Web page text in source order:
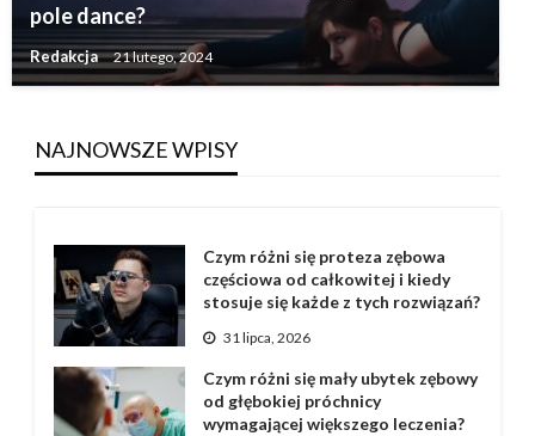
pole dance?
Redakcja 21 lutego, 2024
NAJNOWSZE WPISY
Czym różni się proteza zębowa
częściowa od całkowitej i kiedy
stosuje się każde z tych rozwiązań?
31 lipca, 2026
Czym różni się mały ubytek zębowy
od głębokiej próchnicy
wymagającej większego leczenia?